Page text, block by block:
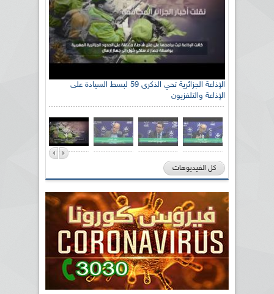
الإذاعة الجزائرية تحي الذكرى 59 لبسط السيادة على
الإذاعة والتلفزيون
كل الفيديوهات